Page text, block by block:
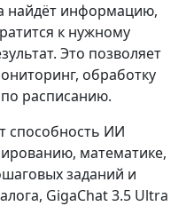
найдёт информацию,
к нужному
Это позволяет
обработку
расписанию.
способность ИИ
математике,
заданий и
GigaChat 3.5 Ultra